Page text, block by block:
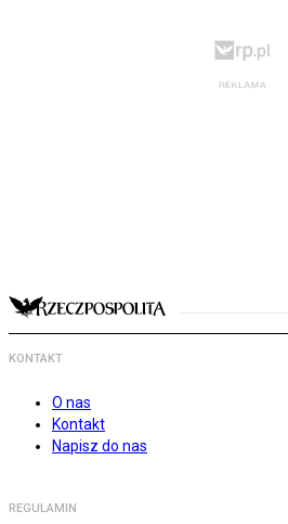
KONTAKT
O nas
Kontakt
Napisz do nas
REGULAMIN